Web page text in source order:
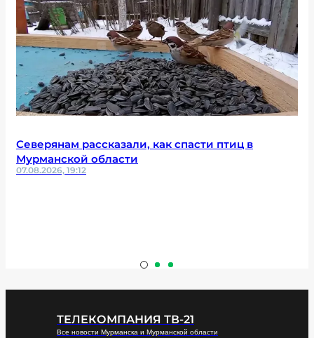
Северянам рассказали, как спасти птиц в
Мурманской области
07.08.2026, 19:12
ТЕЛЕКОМПАНИЯ ТВ-21
Все новости Мурманска и Мурманской области